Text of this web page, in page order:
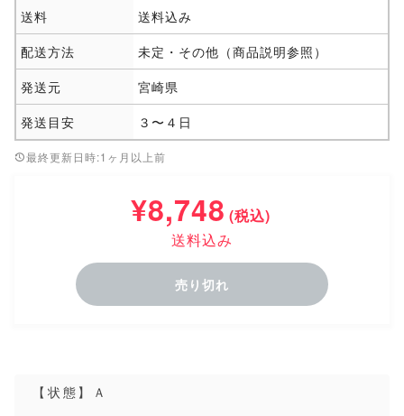
送料
送料込み
配送方法
未定・その他（商品説明参照）
発送元
宮崎県
発送目安
３〜４日
最終更新日時:1ヶ月以上前
¥8,748 (税込)
送料込み
売り切れ
【状態】Ａ